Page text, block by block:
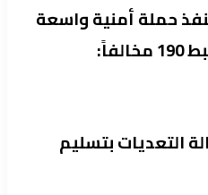
حملة أمنية واسعة
التعديات بتسليم